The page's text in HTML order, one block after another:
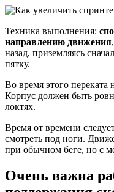
Техника выполнения:
направлению движения
назад, приземляясь
пятку.
Во время этого переката
Корпус должен быть
локтях.
Время от времени
смотреть под ноги.
при обычном беге, но с
Очень важна